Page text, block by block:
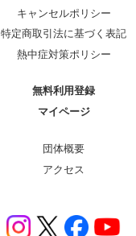
キャンセルポリシー
特定商取引法に基づく表記
熱中症対策ポリシー
無料利用登録
マイページ
団体概要
アクセス